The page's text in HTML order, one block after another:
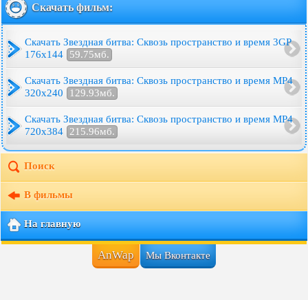
Скачать фильм:
Скачать Звездная битва: Сквозь пространство и время 3GP
176x144
59.75мб.
Скачать Звездная битва: Сквозь пространство и время MP4
320x240
129.93мб.
Скачать Звездная битва: Сквозь пространство и время MP4
720x384 215.96мб.
Поиск
В фильмы
На главную
AnWap Мы Вконтакте